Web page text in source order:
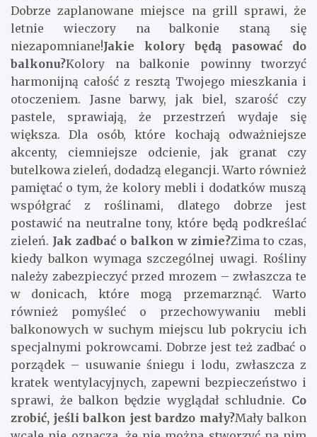
Dobrze zaplanowane miejsce na grill sprawi, że
letnie wieczory na balkonie staną się
niezapomniane!Jakie kolory będą pasować do
balkonu?Kolory na balkonie powinny tworzyć
harmonijną całość z resztą Twojego mieszkania i
otoczeniem. Jasne barwy, jak biel, szarość czy
pastele, sprawiają, że przestrzeń wydaje się
większa. Dla osób, które kochają odważniejsze
akcenty, ciemniejsze odcienie, jak granat czy
butelkowa zieleń, dodadzą elegancji. Warto również
pamiętać o tym, że kolory mebli i dodatków muszą
współgrać z roślinami, dlatego dobrze jest
postawić na neutralne tony, które będą podkreślać
zieleń. Jak zadbać o balkon w zimie?Zima to czas,
kiedy balkon wymaga szczególnej uwagi. Rośliny
należy zabezpieczyć przed mrozem – zwłaszcza te
w donicach, które mogą przemarznąć. Warto
również pomyśleć o przechowywaniu mebli
balkonowych w suchym miejscu lub pokryciu ich
specjalnymi pokrowcami. Dobrze jest też zadbać o
porządek – usuwanie śniegu i lodu, zwłaszcza z
kratek wentylacyjnych, zapewni bezpieczeństwo i
sprawi, że balkon będzie wyglądał schludnie. Co
zrobić, jeśli balkon jest bardzo mały?Mały balkon